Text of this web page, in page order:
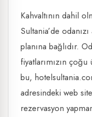
Kahvaltının dahil
Sultania’de
planına bağlıdır.
fiyatlarımızın
bu,
adresindeki web
rezervasyon